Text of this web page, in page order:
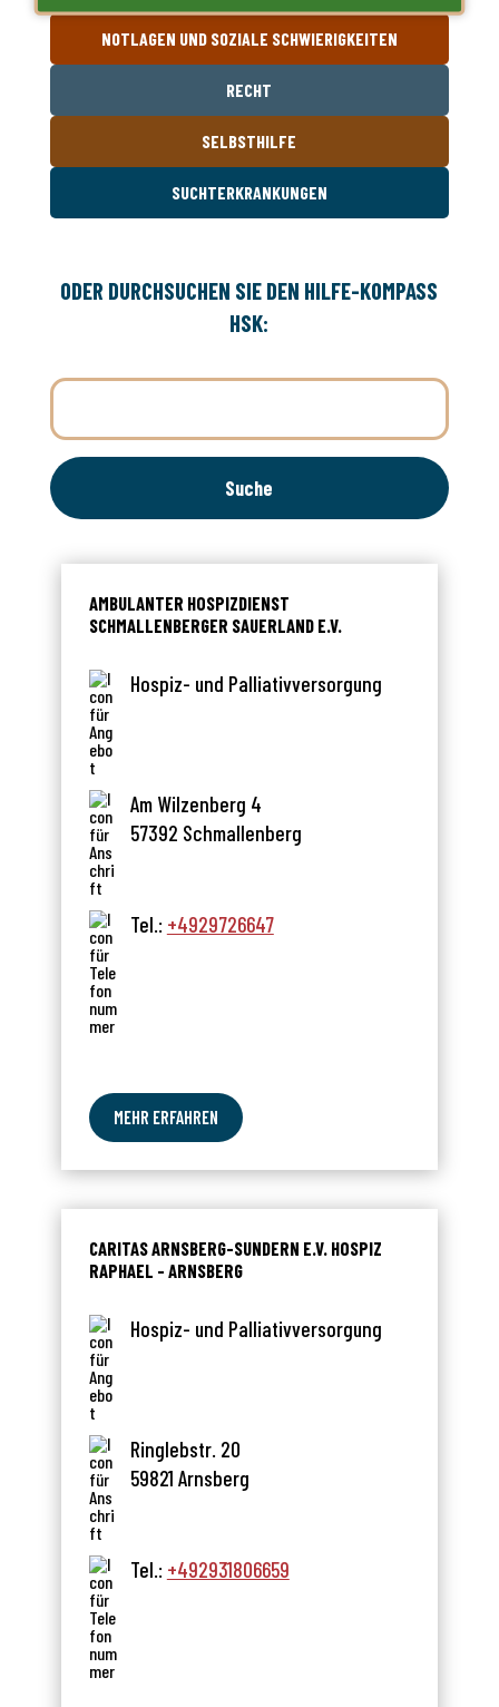
NOTLAGEN UND SOZIALE SCHWIERIGKEITEN
RECHT
SELBSTHILFE
SUCHTERKRANKUNGEN
ODER DURCHSUCHEN SIE DEN HILFE-KOMPASS
HSK:
AMBULANTER HOSPIZDIENST
SCHMALLENBERGER SAUERLAND E.V.
Hospiz- und Palliativversorgung
Am Wilzenberg 4
57392 Schmallenberg
Tel.: +4929726647
MEHR ERFAHREN
CARITAS ARNSBERG-SUNDERN E.V. HOSPIZ
RAPHAEL - ARNSBERG
Hospiz- und Palliativversorgung
Ringlebstr. 20
59821 Arnsberg
Tel.: +492931806659